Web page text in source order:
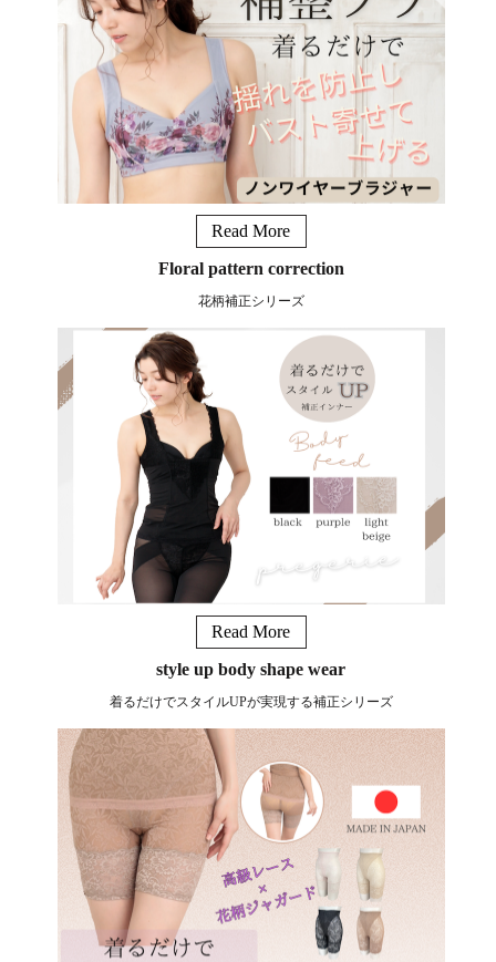
Read More
Floral pattern correction
花柄補正シリーズ
Read More
style up body shape wear
着るだけでスタイルUPが実現する補正シリーズ